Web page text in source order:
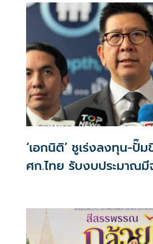
‘เอกนิติ’ ชูเร่งลงทุน-ปั๊
ศก.ไทย รับงบประมาณ